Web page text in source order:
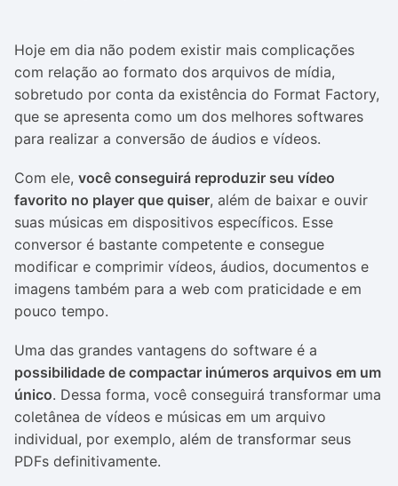
Hoje em dia não podem existir mais complicações
com relação ao formato dos arquivos de mídia,
sobretudo por conta da existência do Format Factory,
que se apresenta como um dos melhores softwares
para realizar a conversão de áudios e vídeos.
Com ele, você conseguirá reproduzir seu vídeo
favorito no player que quiser, além de baixar e ouvir
suas músicas em dispositivos específicos. Esse
conversor é bastante competente e consegue
modificar e comprimir vídeos, áudios, documentos e
imagens também para a web com praticidade e em
pouco tempo.
Uma das grandes vantagens do software é a
possibilidade de compactar inúmeros arquivos em um
único. Dessa forma, você conseguirá transformar uma
coletânea de vídeos e músicas em um arquivo
individual, por exemplo, além de transformar seus
PDFs definitivamente.